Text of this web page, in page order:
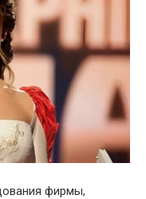
фирмы,